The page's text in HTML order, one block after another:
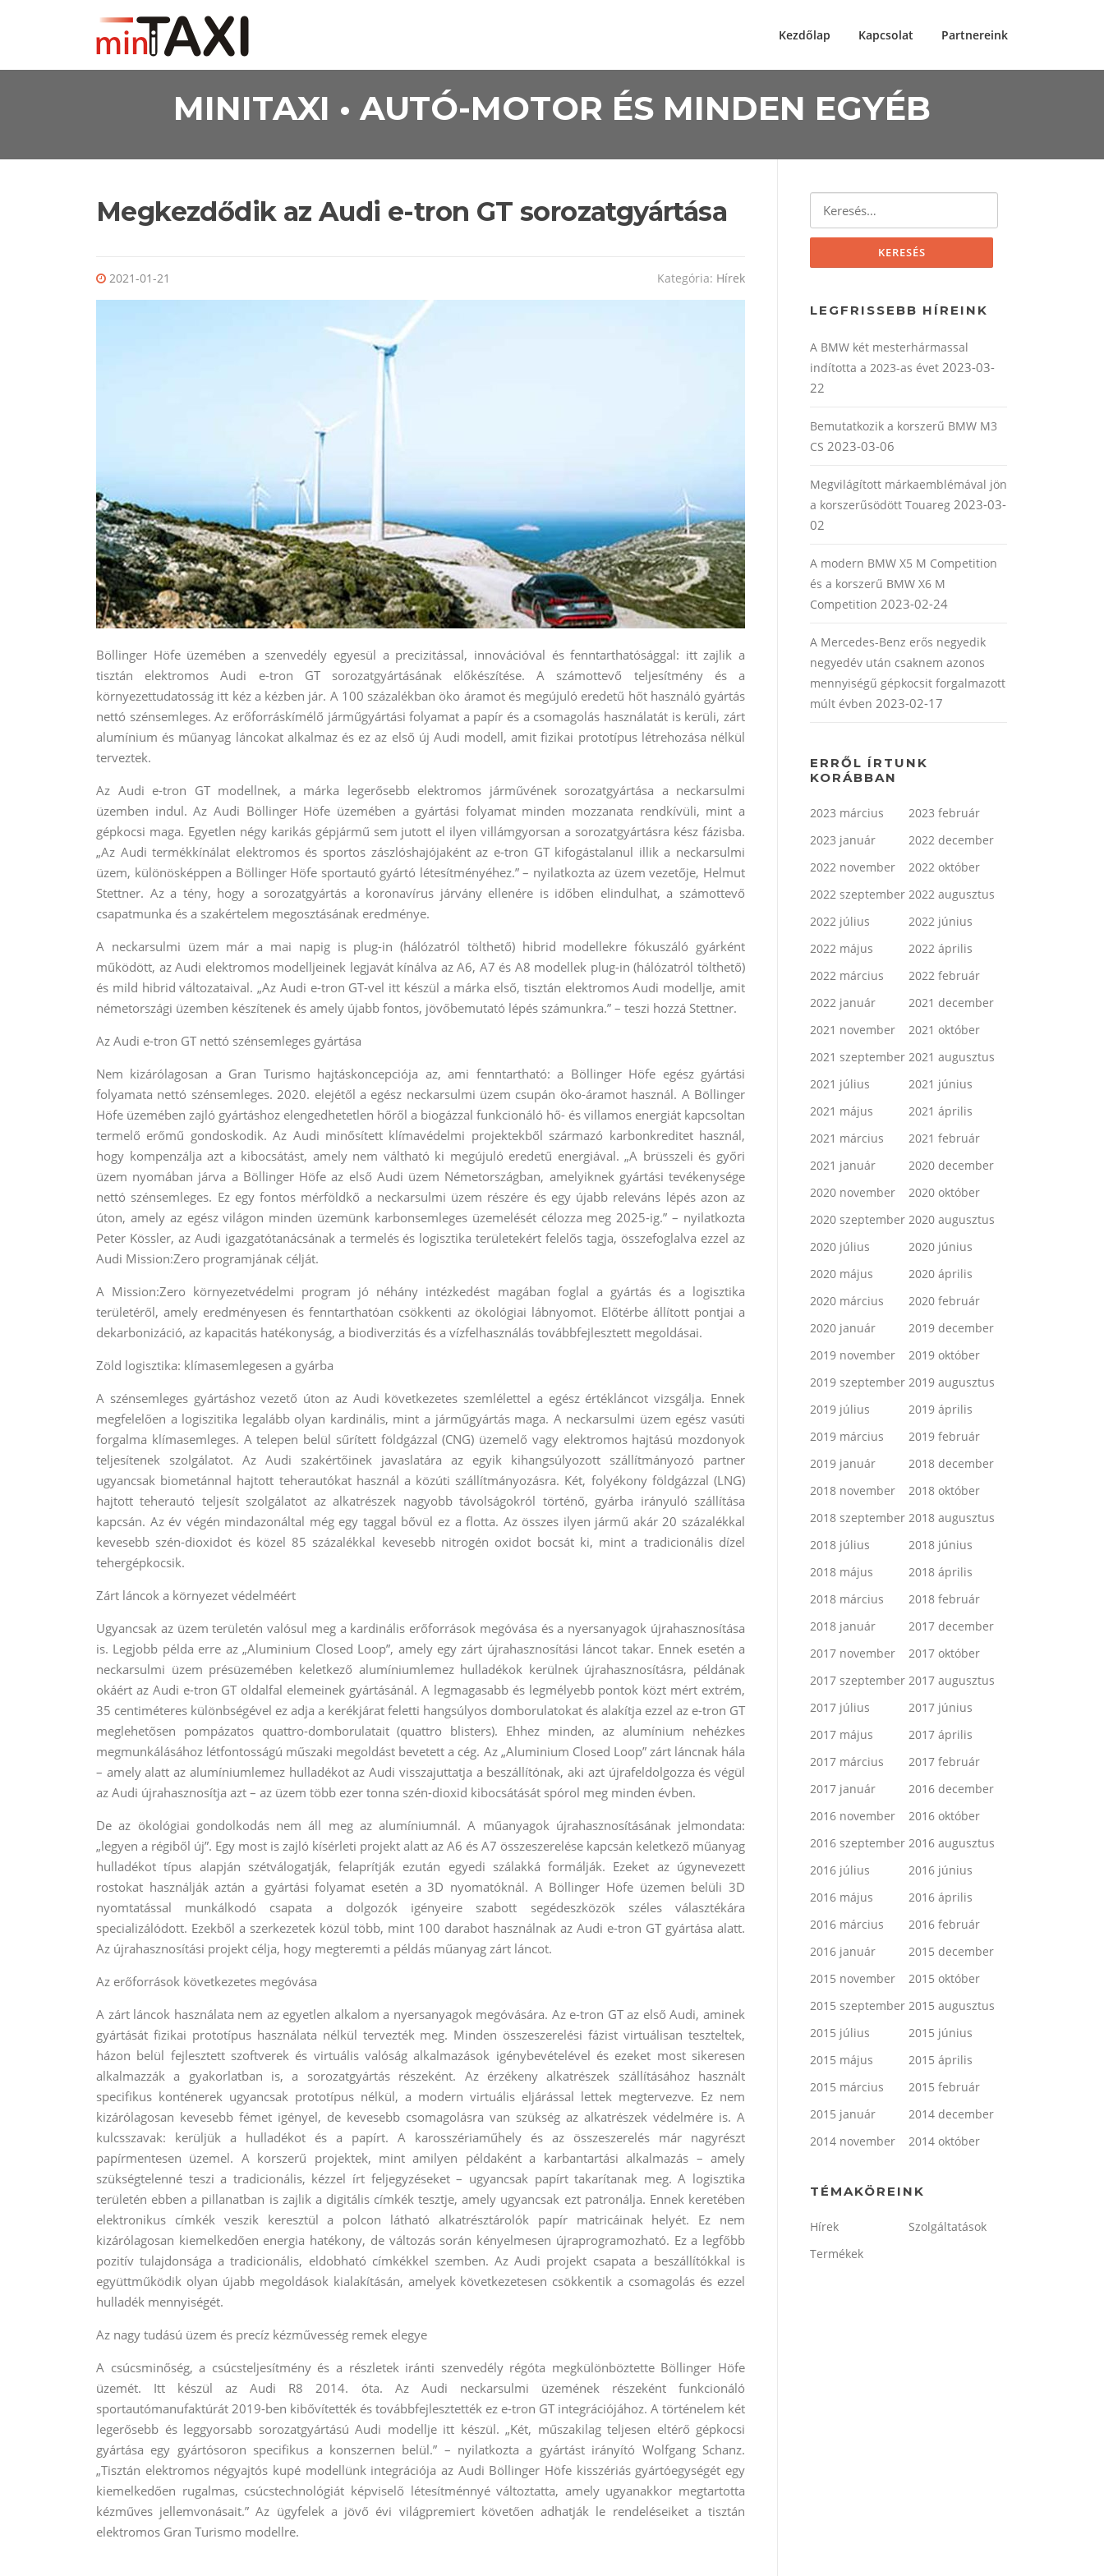
Kezdőlap Kapcsolat Partnereink
MINITAXI • AUTÓ-MOTOR ÉS MINDEN EGYÉB
Megkezdődik az Audi e-tron GT sorozatgyártása
2021-01-21 Kategória: Hírek
Böllinger Höfe üzemében a szenvedély egyesül a precizitással, innovációval és fenntarthatósággal: itt zajlik a
tisztán elektromos Audi e-tron GT sorozatgyártásának előkészítése. A számottevő teljesítmény és a
környezettudatosság itt kéz a kézben jár. A 100 százalékban öko áramot és megújuló eredetű hőt használó gyártás
nettó szénsemleges. Az erőforráskímélő járműgyártási folyamat a papír és a csomagolás használatát is kerüli, zárt
alumínium és műanyag láncokat alkalmaz és ez az első új Audi modell, amit fizikai prototípus létrehozása nélkül
terveztek.
Az Audi e-tron GT modellnek, a márka legerősebb elektromos járművének sorozatgyártása a neckarsulmi
üzemben indul. Az Audi Böllinger Höfe üzemében a gyártási folyamat minden mozzanata rendkívüli, mint a
gépkocsi maga. Egyetlen négy karikás gépjármű sem jutott el ilyen villámgyorsan a sorozatgyártásra kész fázisba.
„Az Audi termékkínálat elektromos és sportos zászlóshajójaként az e-tron GT kifogástalanul illik a neckarsulmi
üzem, különösképpen a Böllinger Höfe sportautó gyártó létesítményéhez.” – nyilatkozta az üzem vezetője, Helmut
Stettner. Az a tény, hogy a sorozatgyártás a koronavírus járvány ellenére is időben elindulhat, a számottevő
csapatmunka és a szakértelem megosztásának eredménye.
A neckarsulmi üzem már a mai napig is plug-in (hálózatról tölthető) hibrid modellekre fókuszáló gyárként
működött, az Audi elektromos modelljeinek legjavát kínálva az A6, A7 és A8 modellek plug-in (hálózatról tölthető)
és mild hibrid változataival. „Az Audi e-tron GT-vel itt készül a márka első, tisztán elektromos Audi modellje, amit
németországi üzemben készítenek és amely újabb fontos, jövőbemutató lépés számunkra.” – teszi hozzá Stettner.
Az Audi e-tron GT nettó szénsemleges gyártása
Nem kizárólagosan a Gran Turismo hajtáskoncepciója az, ami fenntartható: a Böllinger Höfe egész gyártási
folyamata nettó szénsemleges. 2020. elejétől a egész neckarsulmi üzem csupán öko-áramot használ. A Böllinger
Höfe üzemében zajló gyártáshoz elengedhetetlen hőről a biogázzal funkcionáló hő- és villamos energiát kapcsoltan
termelő erőmű gondoskodik. Az Audi minősített klímavédelmi projektekből származó karbonkreditet használ,
hogy kompenzálja azt a kibocsátást, amely nem váltható ki megújuló eredetű energiával. „A brüsszeli és győri
üzem nyomában járva a Böllinger Höfe az első Audi üzem Németországban, amelyiknek gyártási tevékenysége
nettó szénsemleges. Ez egy fontos mérföldkő a neckarsulmi üzem részére és egy újabb releváns lépés azon az
úton, amely az egész világon minden üzemünk karbonsemleges üzemelését célozza meg 2025-ig.” – nyilatkozta
Peter Kössler, az Audi igazgatótanácsának a termelés és logisztika területekért felelős tagja, összefoglalva ezzel az
Audi Mission:Zero programjának célját.
A Mission:Zero környezetvédelmi program jó néhány intézkedést magában foglal a gyártás és a logisztika
területéről, amely eredményesen és fenntarthatóan csökkenti az ökológiai lábnyomot. Előtérbe állított pontjai a
dekarbonizáció, az kapacitás hatékonyság, a biodiverzitás és a vízfelhasználás továbbfejlesztett megoldásai.
Zöld logisztika: klímasemlegesen a gyárba
A szénsemleges gyártáshoz vezető úton az Audi következetes szemlélettel a egész értékláncot vizsgálja. Ennek
megfelelően a logiszitika legalább olyan kardinális, mint a járműgyártás maga. A neckarsulmi üzem egész vasúti
forgalma klímasemleges. A telepen belül sűrített földgázzal (CNG) üzemelő vagy elektromos hajtású mozdonyok
teljesítenek szolgálatot. Az Audi szakértőinek javaslatára az egyik kihangsúlyozott szállítmányozó partner
ugyancsak biometánnal hajtott teherautókat használ a közúti szállítmányozásra. Két, folyékony földgázzal (LNG)
hajtott teherautó teljesít szolgálatot az alkatrészek nagyobb távolságokról történő, gyárba irányuló szállítása
kapcsán. Az év végén mindazonáltal még egy taggal bővül ez a flotta. Az összes ilyen jármű akár 20 százalékkal
kevesebb szén-dioxidot és közel 85 százalékkal kevesebb nitrogén oxidot bocsát ki, mint a tradicionális dízel
tehergépkocsik.
Zárt láncok a környezet védelméért
Ugyancsak az üzem területén valósul meg a kardinális erőforrások megóvása és a nyersanyagok újrahasznosítása
is. Legjobb példa erre az „Aluminium Closed Loop”, amely egy zárt újrahasznosítási láncot takar. Ennek esetén a
neckarsulmi üzem présüzemében keletkező alumíniumlemez hulladékok kerülnek újrahasznosításra, példának
okáért az Audi e-tron GT oldalfal elemeinek gyártásánál. A legmagasabb és legmélyebb pontok közt mért extrém,
35 centiméteres különbségével ez adja a kerékjárat feletti hangsúlyos domborulatokat és alakítja ezzel az e-tron GT
meglehetősen pompázatos quattro-domborulatait (quattro blisters). Ehhez minden, az alumínium nehézkes
megmunkálásához létfontosságú műszaki megoldást bevetett a cég. Az „Aluminium Closed Loop” zárt láncnak hála
– amely alatt az alumíniumlemez hulladékot az Audi visszajuttatja a beszállítónak, aki azt újrafeldolgozza és végül
az Audi újrahasznosítja azt – az üzem több ezer tonna szén-dioxid kibocsátását spórol meg minden évben.
De az ökológiai gondolkodás nem áll meg az alumíniumnál. A műanyagok újrahasznosításának jelmondata:
„legyen a régiből új”. Egy most is zajló kísérleti projekt alatt az A6 és A7 összeszerelése kapcsán keletkező műanyag
hulladékot típus alapján szétválogatják, felaprítják ezután egyedi szálakká formálják. Ezeket az úgynevezett
rostokat használják aztán a gyártási folyamat esetén a 3D nyomatóknál. A Böllinger Höfe üzemen belüli 3D
nyomtatással munkálkodó csapata a dolgozók igényeire szabott segédeszközök széles választékára
specializálódott. Ezekből a szerkezetek közül több, mint 100 darabot használnak az Audi e-tron GT gyártása alatt.
Az újrahasznosítási projekt célja, hogy megteremti a példás műanyag zárt láncot.
Az erőforrások következetes megóvása
A zárt láncok használata nem az egyetlen alkalom a nyersanyagok megóvására. Az e-tron GT az első Audi, aminek
gyártását fizikai prototípus használata nélkül tervezték meg. Minden összeszerelési fázist virtuálisan teszteltek,
házon belül fejlesztett szoftverek és virtuális valóság alkalmazások igénybevételével és ezeket most sikeresen
alkalmazzák a gyakorlatban is, a sorozatgyártás részeként. Az érzékeny alkatrészek szállításához használt
specifikus konténerek ugyancsak prototípus nélkül, a modern virtuális eljárással lettek megtervezve. Ez nem
kizárólagosan kevesebb fémet igényel, de kevesebb csomagolásra van szükség az alkatrészek védelmére is. A
kulcsszavak: kerüljük a hulladékot és a papírt. A karosszériaműhely és az összeszerelés már nagyrészt
papírmentesen üzemel. A korszerű projektek, mint amilyen példaként a karbantartási alkalmazás – amely
szükségtelenné teszi a tradicionális, kézzel írt feljegyzéseket – ugyancsak papírt takarítanak meg. A logisztika
területén ebben a pillanatban is zajlik a digitális címkék tesztje, amely ugyancsak ezt patronálja. Ennek keretében
elektronikus címkék veszik keresztül a polcon látható alkatrésztárolók papír matricáinak helyét. Ez nem
kizárólagosan kiemelkedően energia hatékony, de változás során kényelmesen újraprogramozható. Ez a legfőbb
pozitív tulajdonsága a tradicionális, eldobható címkékkel szemben. Az Audi projekt csapata a beszállítókkal is
együttműködik olyan újabb megoldások kialakításán, amelyek következetesen csökkentik a csomagolás és ezzel
hulladék mennyiségét.
Az nagy tudású üzem és precíz kézművesség remek elegye
A csúcsminőség, a csúcsteljesítmény és a részletek iránti szenvedély régóta megkülönböztette Böllinger Höfe
üzemét. Itt készül az Audi R8 2014. óta. Az Audi neckarsulmi üzemének részeként funkcionáló
sportautómanufaktúrát 2019-ben kibővítették és továbbfejlesztették ez e-tron GT integrációjához. A történelem két
legerősebb és leggyorsabb sorozatgyártású Audi modellje itt készül. „Két, műszakilag teljesen eltérő gépkocsi
gyártása egy gyártósoron specifikus a konszernen belül.” – nyilatkozta a gyártást irányító Wolfgang Schanz.
„Tisztán elektromos négyajtós kupé modellünk integrációja az Audi Böllinger Höfe kisszériás gyártóegységét egy
kiemelkedően rugalmas, csúcstechnológiát képviselő létesítménnyé változtatta, amely ugyanakkor megtartotta
kézműves jellemvonásait.” Az ügyfelek a jövő évi világpremiert követően adhatják le rendeléseiket a tisztán
elektromos Gran Turismo modellre.
LEGFRISSEBB HÍREINK
A BMW két mesterhármassal
indította a 2023-as évet 2023-03-
22
Bemutatkozik a korszerű BMW M3
CS 2023-03-06
Megvilágított márkaemblémával jön
a korszerűsödött Touareg 2023-03-
02
A modern BMW X5 M Competition
és a korszerű BMW X6 M
Competition 2023-02-24
A Mercedes-Benz erős negyedik
negyedév után csaknem azonos
mennyiségű gépkocsit forgalmazott
múlt évben 2023-02-17
ERRŐL ÍRTUNK
KORÁBBAN
2023 március
2023 február
2023 január
2022 december
2022 november
2022 október
2022 szeptember 2022 augusztus
2022 július
2022 június
2022 május
2022 április
2022 március
2022 február
2022 január
2021 december
2021 november
2021 október
2021 szeptember 2021 augusztus
2021 július
2021 június
2021 május
2021 április
2021 március
2021 február
2021 január
2020 december
2020 november
2020 október
2020 szeptember 2020 augusztus
2020 július
2020 június
2020 május
2020 április
2020 március
2020 február
2020 január
2019 december
2019 november
2019 október
2019 szeptember 2019 augusztus
2019 július
2019 április
2019 március
2019 február
2019 január
2018 december
2018 november
2018 október
2018 szeptember 2018 augusztus
2018 július
2018 június
2018 május
2018 április
2018 március
2018 február
2018 január
2017 december
2017 november
2017 október
2017 szeptember 2017 augusztus
2017 július
2017 június
2017 május
2017 április
2017 március
2017 február
2017 január
2016 december
2016 november
2016 október
2016 szeptember 2016 augusztus
2016 július
2016 június
2016 május
2016 április
2016 március
2016 február
2016 január
2015 december
2015 november
2015 október
2015 szeptember 2015 augusztus
2015 július
2015 június
2015 május
2015 április
2015 március
2015 február
2015 január
2014 december
2014 november
2014 október
TÉMAKÖREINK
Hírek
Szolgáltatások
Termékek